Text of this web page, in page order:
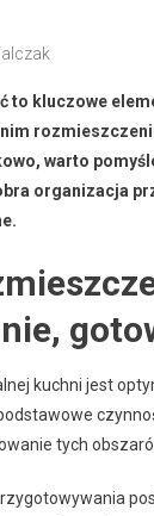
to kluczowe
warto
organizacja
kuchni jest
tych